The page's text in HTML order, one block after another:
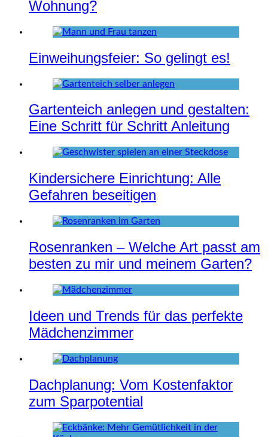
Wohnung?
Einweihungsfeier: So gelingt es!
Gartenteich anlegen und gestalten:
Eine Schritt für Schritt Anleitung
Kindersichere Einrichtung: Alle
Gefahren beseitigen
Rosenranken – Welche Art passt am
besten zu mir und meinem Garten?
Ideen und Trends für das perfekte
Mädchenzimmer
Dachplanung: Vom Kostenfaktor
zum Sparpotential